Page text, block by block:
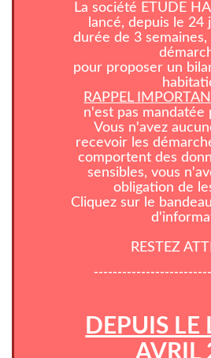
La société ETUDE
lancé, depuis le
durée de 3
pour proposer un
RAPPEL
n'est pas mandatée
Vous n'avez
recevoir les
comportent des
sensibles, vous
obligation de
Cliquez sur le
RESTEZ
DEPUIS
AVRIL